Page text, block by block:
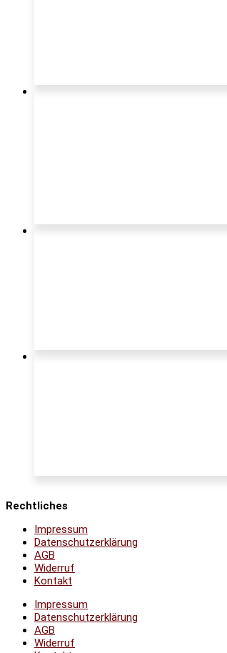
Rechtliches
Impressum
Datenschutzerklärung
AGB
Widerruf
Kontakt
Impressum
Datenschutzerklärung
AGB
Widerruf